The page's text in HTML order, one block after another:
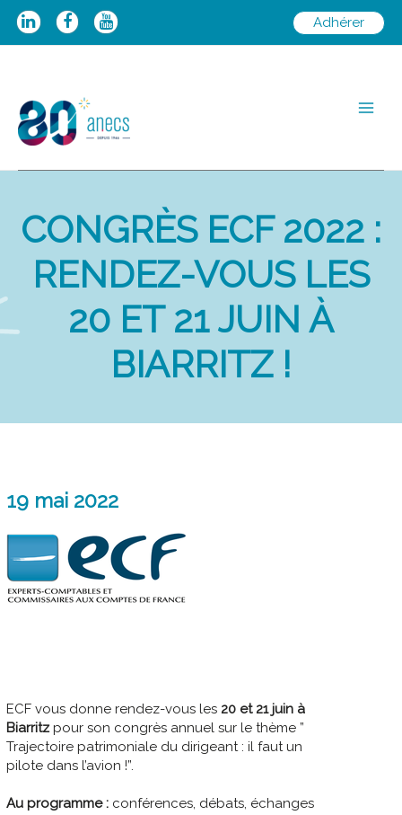
Aller
Adhérer
CONGRÈS ECF 2022 :
RENDEZ-VOUS LES
20 ET 21 JUIN À
BIARRITZ !
19 mai 2022
ECF vous donne rendez-vous les 20 et 21 juin à
Biarritzpour son congrès annuel sur le thème ”
Trajectoire patrimoniale du dirigeant : il faut un
pilote dans l’avion !”.
Au programme : conférences, débats, échanges